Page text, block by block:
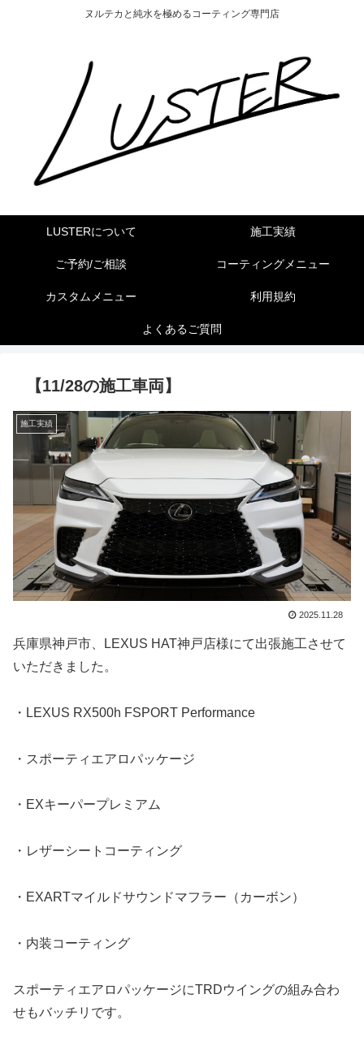
ヌルテカと純水を極めるコーティング専門店
LUSTERについて 施工実績
ご予約/ご相談 コーティングメニュー
カスタムメニュー 利用規約
よくあるご質問
【11/28の施工車両】
施工実績
2025.11.28
兵庫県神戸市、LEXUS HAT神戸店様にて出張施工させて
いただきました。
・LEXUS RX500h FSPORT Performance
・スポーティエアロパッケージ
・EXキーパープレミアム
・レザーシートコーティング
・EXARTマイルドサウンドマフラー（カーボン）
・内装コーティング
スポーティエアロパッケージにTRDウイングの組み合わ
せもバッチリです。